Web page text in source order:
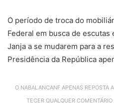
O período de troca do
Federal em busca de
Janja a se mudarem para a
Presidência da República
O NABALANCANF APENAS REPOSTA
TECER QUALQUER